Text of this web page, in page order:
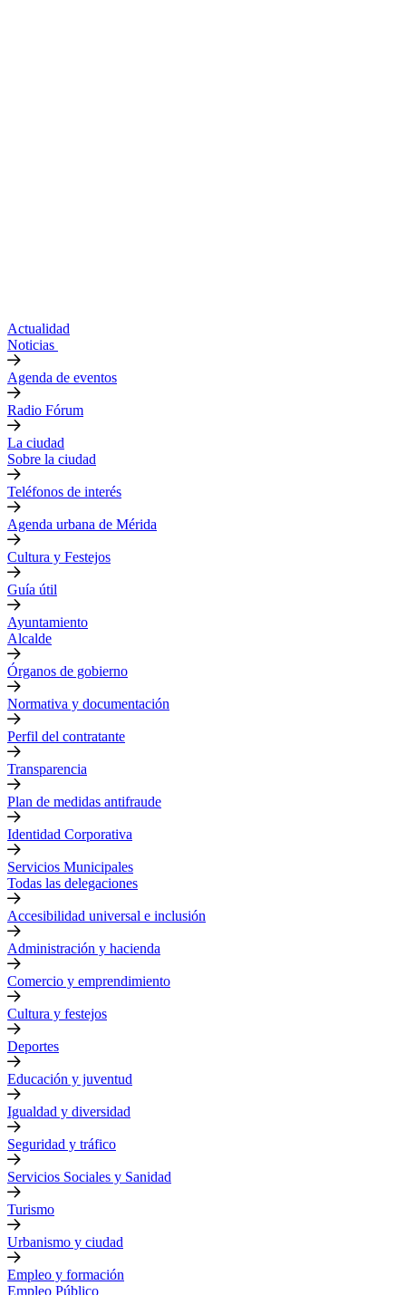
Actualidad
Noticias
Agenda de eventos
Radio Fórum
La ciudad
Sobre la ciudad
Teléfonos de interés
Agenda urbana de Mérida
Cultura y Festejos
Guía útil
Ayuntamiento
Alcalde
Órganos de gobierno
Normativa y documentación
Perfil del contratante
Transparencia
Plan de medidas antifraude
Identidad Corporativa
Servicios Municipales
Todas las delegaciones
Accesibilidad universal e inclusión
Administración y hacienda
Comercio y emprendimiento
Cultura y festejos
Deportes
Educación y juventud
Igualdad y diversidad
Seguridad y tráfico
Servicios Sociales y Sanidad
Turismo
Urbanismo y ciudad
Empleo y formación
Empleo Público